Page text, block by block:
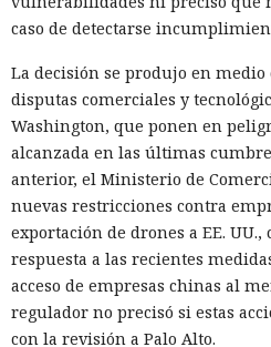
caso de detectarse
La decisión se produjo en
disputas comerciales y
Washington, que ponen en
alcanzada en las últimas
anterior, el Ministerio de
nuevas restricciones contra
exportación de drones a EE.
respuesta a las recientes
acceso de empresas chinas al
regulador no precisó si estas
con la revisión a Palo Alto.